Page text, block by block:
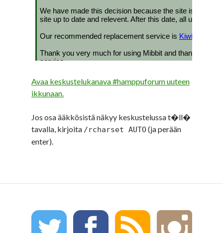
Avaa keskustelukanava #hamppuforum uuteen
ikkunaan.
Jos osa ääkkösistä näkyy keskustelussa t�ll�
tavalla, kirjoita /rcharset AUTO(ja perään
enter).